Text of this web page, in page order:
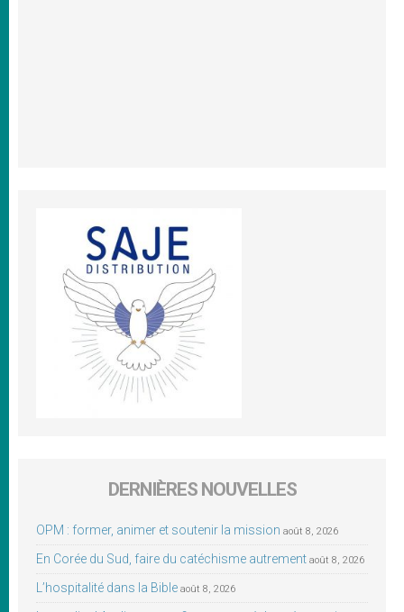
DERNIÈRES NOUVELLES
OPM : former, animer et soutenir la mission août 8, 2026
En Corée du Sud, faire du catéchisme autrement août 8, 2026
L’hospitalité dans la Bible août 8, 2026